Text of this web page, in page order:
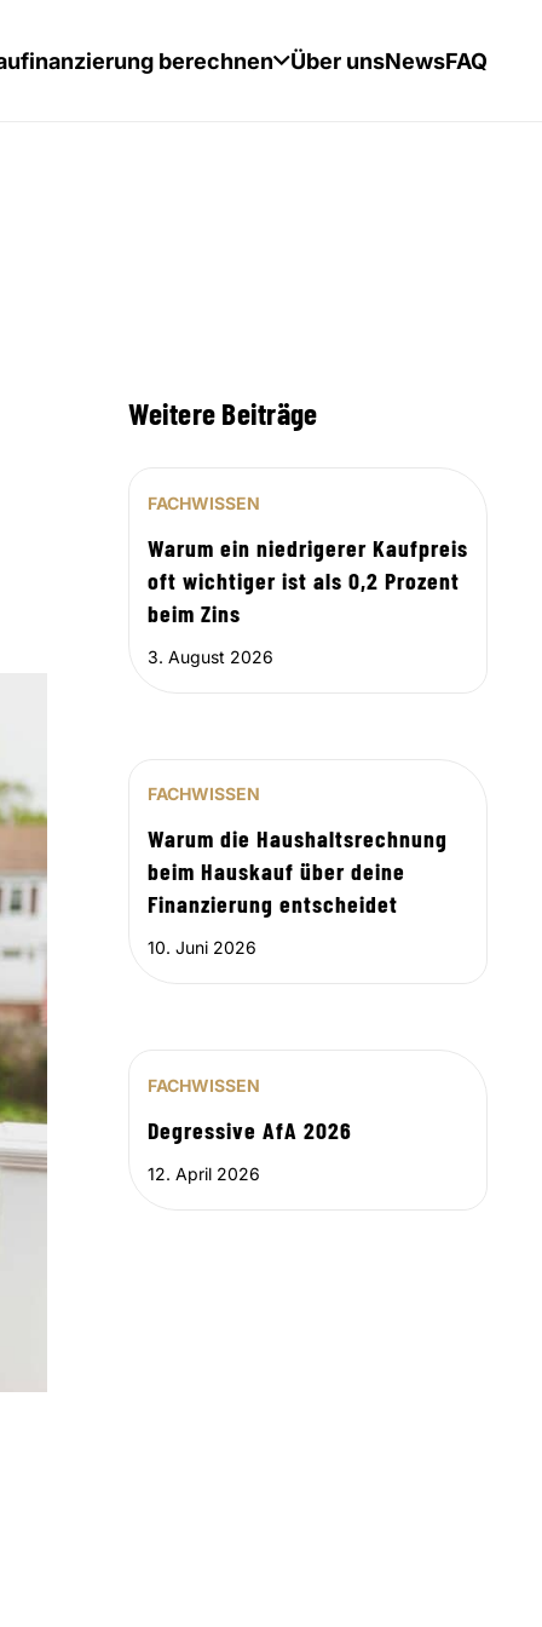
berechnen Über unsNewsFAQ
Weitere Beiträge
FACHWISSEN
Warum ein niedrigerer Kaufpreis
oft wichtiger ist als 0,2 Prozent
beim Zins
3. August 2026
FACHWISSEN
Warum die Haushaltsrechnung
beim Hauskauf über deine
Finanzierung entscheidet
10. Juni 2026
FACHWISSEN
Degressive AfA 2026
12. April 2026